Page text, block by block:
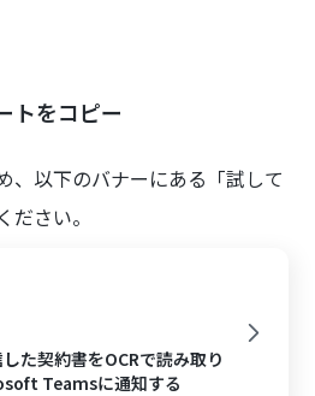
トをコピー
、以下のバナーにある「試して
さい。
た契約書をOCRで読み取り
Teamsに通知する